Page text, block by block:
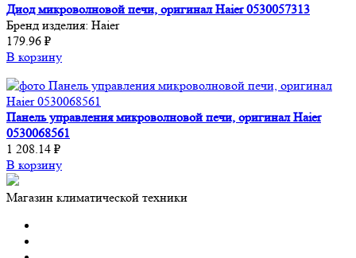
Диод микроволновой печи, оригинал Haier 0530057313
Бренд изделия: Haier
179.96 ₽
В корзину
Панель управления микроволновой печи, оригинал Haier
0530068561
1 208.14 ₽
В корзину
Магазин климатической техники